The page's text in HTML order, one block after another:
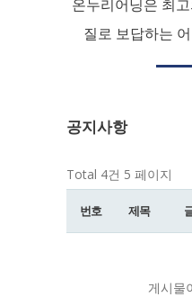
온누리어닝은 최
질로 보답하는
공지사항
Total 4건 5 페이지
번호 제목
게시물